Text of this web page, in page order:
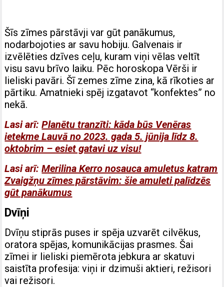
Šīs zīmes pārstāvji var gūt panākumus,
nodarbojoties ar savu hobiju. Galvenais ir
izvēlēties dzīves ceļu, kuram viņi vēlas veltīt
visu savu brīvo laiku. Pēc horoskopa Vērši ir
lieliski pavāri. Šī zemes zīme zina, kā rīkoties ar
pārtiku. Amatnieki spēj izgatavot “konfektes” no
nekā.
Lasi arī:Planētu tranzīti: kāda būs Venēras
ietekme Lauvā no 2023. gada 5. jūnija līdz 8.
oktobrim – esiet gatavi uz visu!
Lasi arī:Merilina Kerro nosauca amuletus katram
Zvaigžņu zīmes pārstāvim: šie amuleti palīdzēs
gūt panākumus
Dvīņi
Dvīņu stiprās puses ir spēja uzvarēt cilvēkus,
oratora spējas, komunikācijas prasmes. Šai
zīmei ir lieliski piemērota jebkura ar skatuvi
saistīta profesija: viņi ir dzimuši aktieri, režisori
vai režisori.